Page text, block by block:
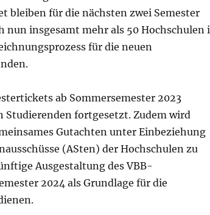
bleiben für die nächsten zwei Semester
nun insgesamt mehr als 50 Hochschulen
für die neuen
ab Sommersemester 2023
Studierenden fortgesetzt. Zudem wird
Gutachten unter Einbeziehung
(ASten) der Hochschulen zu
Ausgestaltung des VBB-
2024 als Grundlage für die